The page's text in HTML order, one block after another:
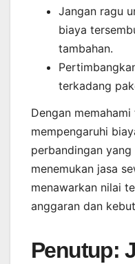
Jangan ragu
biaya
tambahan.
terkadang
Dengan
mempengaruhi
perbandingan
menemukan jasa
menawarkan nilai
anggaran dan
Penutup: